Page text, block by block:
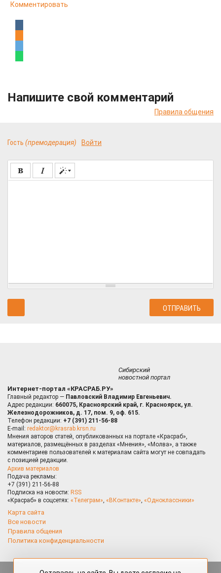
Комментировать
Напишите свой комментарий
Правила общения
Гость (премодерация) Войти
Сибирский
новостной портал
Интернет-портал «КРАСРАБ.РУ»
Главный редактор — Павловский Владимир Евгеньевич.
Адрес редакции: 660075, Красноярский край, г. Красноярск, ул.
Железнодорожников, д. 17, пом. 9, оф. 615.
Телефон редакции: +7 (391) 211-56-88
E-mail: redaktor@krasrab.krsn.ru
Мнения авторов статей, опубликованных на портале «Красраб»,
материалов, размещённых в разделах «Мнения», «Молва», а также
комментариев пользователей к материалам сайта могут не совпадать
с позицией редакции.
Архив материалов
Подача рекламы:
+7 (391) 211-56-88
Подписка на новости: RSS
«Красраб» в соцсетях: «Телеграм», «ВКонтакте», «Одноклассники»
Карта сайта
Все новости
Правила общения
Политика конфиденциальности